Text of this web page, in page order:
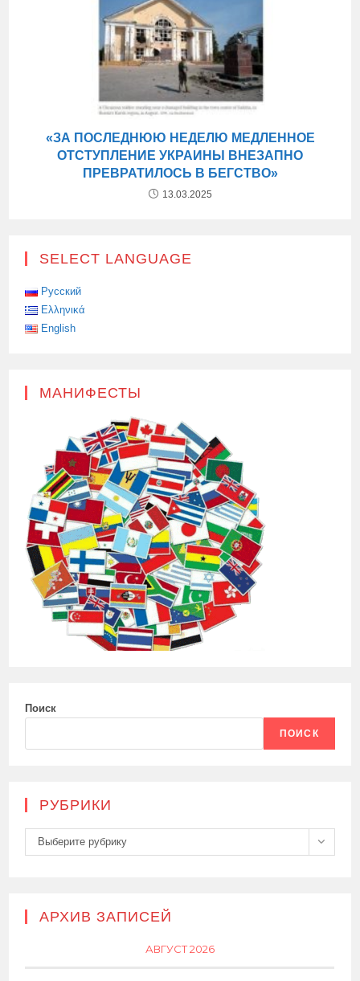
«ЗА ПОСЛЕДНЮЮ НЕДЕЛЮ МЕДЛЕННОЕ
ОТСТУПЛЕНИЕ УКРАИНЫ ВНЕЗАПНО
ПРЕВРАТИЛОСЬ В БЕГСТВО»
13.03.2025
SELECT LANGUAGE
Русский
Ελληνικά
English
МАНИФЕСТЫ
Поиск
ПОИСК
РУБРИКИ
Рубрики
Выберите рубрику
АРХИВ ЗАПИСЕЙ
АВГУСТ 2026